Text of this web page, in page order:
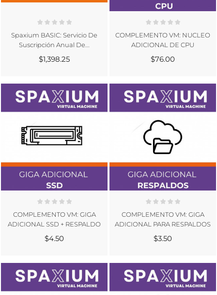
Spaxium BASIC: Servicio De
Suscripción Anual De...
$1,398.25
COMPLEMENTO VM: NUCLEO
ADICIONAL DE CPU
$76.00
COMPLEMENTO VM: GIGA
ADICIONAL SSD + RESPALDO
$4.50
COMPLEMENTO VM: GIGA
ADICIONAL PARA RESPALDOS
$3.50